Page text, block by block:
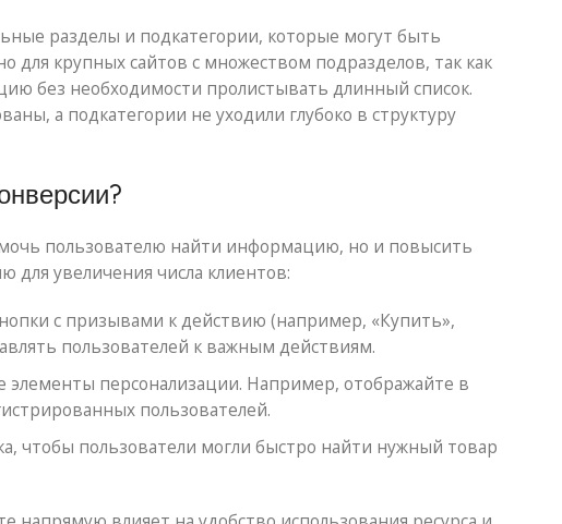
разделы и подкатегории, которые могут быть
для крупных сайтов с множеством подразделов, так как
без необходимости пролистывать длинный список.
а подкатегории не уходили глубоко в структуру
пользователю найти информацию, но и повысить
для увеличения числа клиентов:
с призывами к действию (например, «Купить»,
пользователей к важным действиям.
элементы персонализации. Например, отображайте в
пользователей.
чтобы пользователи могли быстро найти нужный товар